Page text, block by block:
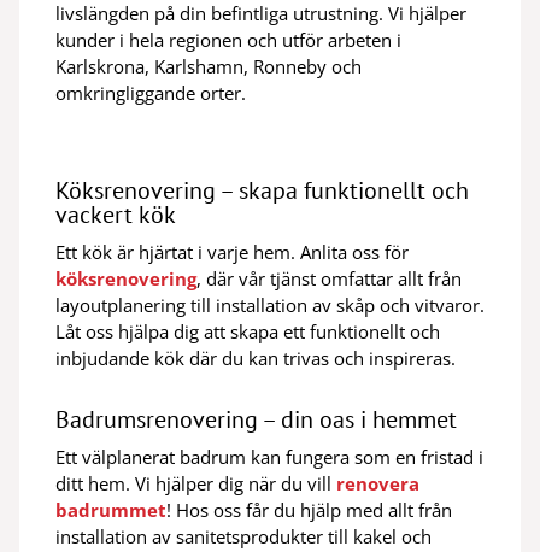
livslängden på din befintliga utrustning. Vi hjälper
kunder i hela regionen och utför arbeten i
Karlskrona, Karlshamn, Ronneby och
omkringliggande orter.
Köksrenovering – skapa funktionellt och
vackert kök
Ett kök är hjärtat i varje hem. Anlita oss för
köksrenovering, där vår tjänst omfattar allt från
layoutplanering till installation av skåp och vitvaror.
Låt oss hjälpa dig att skapa ett funktionellt och
inbjudande kök där du kan trivas och inspireras.
Badrumsrenovering – din oas i hemmet
Ett välplanerat badrum kan fungera som en fristad i
ditt hem. Vi hjälper dig när du vill renovera
badrummet! Hos oss får du hjälp med allt från
installation av sanitetsprodukter till kakel och